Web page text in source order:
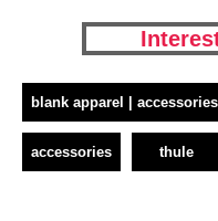
blank apparel | accessories
accessories thule